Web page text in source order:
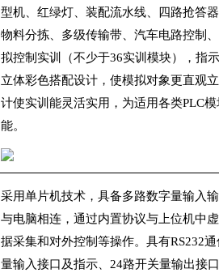
型机、红绿灯、装配流水线、四路抢答
物料分拣、多级传输带、汽车电路控制
拟控制实训（不少于36实训模块），指
立体彩色搭配设计，使模拟对象更直观
计使实训能灵活实用，为适用各类PLC模
能。
采用单片机技术，具备多路数字量输入
与电脑相连，通过内置协议与上位机中
据采集和对外控制等操作。具有RS232通
量输入接口及指示、 24路开关量输出接